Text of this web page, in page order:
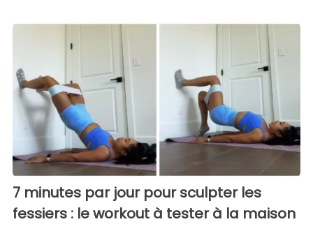
7 minutes par jour pour sculpter les
fessiers : le workout à tester à la maison